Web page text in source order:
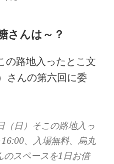
さんは～？
の路地入ったとこ文
さんの第六回に委
（日）そこの路地入っ
、入場無料、烏丸
のスペースを1日お借